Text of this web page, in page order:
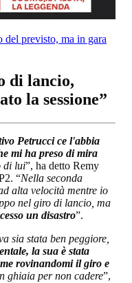
previsto, ma in gara
di lancio,
la sessione”
Petrucci ce l'abbia
mi ha preso di mira
di lui”, ha detto Remy
“Nella seconda
alta velocità mentre io
nel giro di lancio, ma
un disastro”.
sia stata ben peggiore,
la sua è stata
rovinandomi il giro e
ghiaia per non cadere”,